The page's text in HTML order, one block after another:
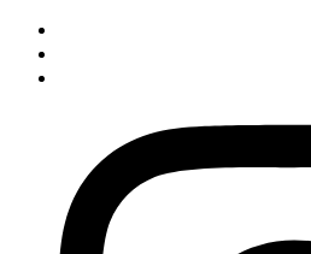
İçeriğe